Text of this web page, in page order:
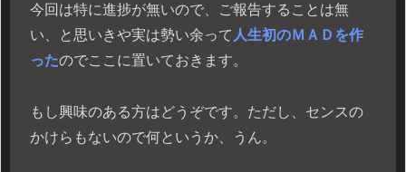
今回は特に進捗が無いので、ご報告することは無
い、と思いきや実は勢い余って 人生初のＭＡＤを作
ったのでここに置いておきます。
もし興味のある方はどうぞです。ただし、センスの
かけらもないので何というか、うん。